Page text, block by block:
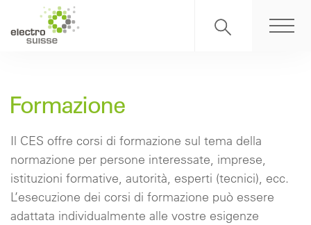
Formazione
Il CES offre corsi di formazione sul tema della
normazione per persone interessate, imprese,
istituzioni formative, autorità, esperti (tecnici), ecc.
L’esecuzione dei corsi di formazione può essere
adattata individualmente alle vostre esigenze